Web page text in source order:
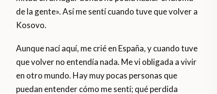
de la gente». Así me sentí cuando tuve que volver a
Kosovo.
Aunque nací aquí, me crié en España, y cuando tuve
que volver no entendía nada. Me vi obligada a vivir
en otro mundo. Hay muy pocas personas que
puedan entender cómo me sentí; qué perdida